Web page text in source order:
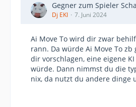
Gegner zum Spieler
Dj EKI 7. Juni 2024
Ai Move To wird dir zwar
rann. Da würde Ai Move To
dir vorschlagen, eine eigene
würde. Dann nimmst du die
nix, da nutzt du andere dinge